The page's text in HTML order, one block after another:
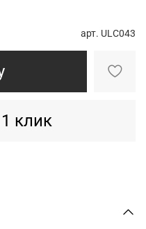
арт. ULC043
клик